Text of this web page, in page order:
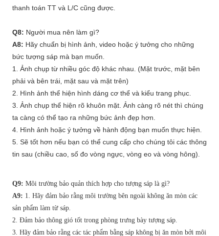
thanh toán TT và L/C cũng được.
Q8: Người mua nên làm gì?
A8: Hãy chuẩn bị hình ảnh, video hoặc ý tưởng cho những
bức tượng sáp mà bạn muốn.
1. Ảnh chụp từ nhiều góc độ khác nhau. (Mặt trước, mặt bên
phải và bên trái, mặt sau và mặt trên)
2. Hình ảnh thể hiện hình dáng cơ thể và kiểu trang phục.
3. Ảnh chụp thể hiện rõ khuôn mặt. Ảnh càng rõ nét thì chúng
ta càng có thể tạo ra những bức ảnh đẹp hơn.
4. Hình ảnh hoặc ý tưởng về hành động bạn muốn thực hiện.
5. Sẽ tốt hơn nếu bạn có thể cung cấp cho chúng tôi các thông
tin sau (chiều cao, số đo vòng ngực, vòng eo và vòng hông).
Q9: Môi trường bảo quản thích hợp cho tượng sáp là gì?
A9: 1. Hãy đảm bảo rằng môi trường bên ngoài không ăn mòn các
sản phẩm làm từ sáp.
2. Đảm bảo thông gió tốt trong phòng trưng bày tượng sáp.
3. Hãy đảm bảo rằng các tác phẩm bằng sáp không bị ăn mòn bởi môi